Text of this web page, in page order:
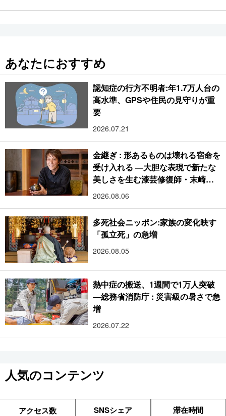
あなたにおすすめ
認知症の行方不明者:年1.7万人台の
高水準、GPSや住民の見守りが重
要
2026.07.21
金継ぎ : 形あるものは壊れる宿命を
受け入れる ―大胆な表現で新たな
美しさを生む漆芸修復師・末崎広
樹
2026.08.06
多死社会ニッポン:家族の変化映す
「孤立死」の急増
2026.08.05
熱中症の搬送、1週間で1万人突破
―総務省消防庁 : 災害級の暑さで急
増
2026.07.22
人気のコンテンツ
アクセス数 SNSシェア 滞在時間